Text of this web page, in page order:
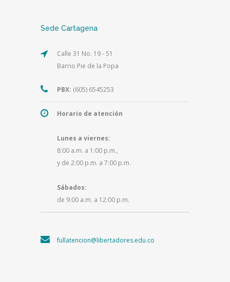
Sede Cartagena
Calle 31 No. 19 - 51
Barrio Pie de la Popa
PBX: (605) 6545253
Horario de atención
Lunes a viernes:
8:00 a.m. a 1:00 p.m.,
y de 2:00 p.m. a 7:00 p.m.
Sábados:
de 9:00 a.m. a 12:00 p.m.
fullatencion@libertadores.edu.co